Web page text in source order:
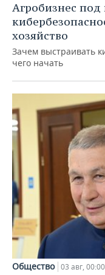
Агробизнес
хозяйство
Зачем выстраивать
чего начать
Общество 03 авг, 00:00